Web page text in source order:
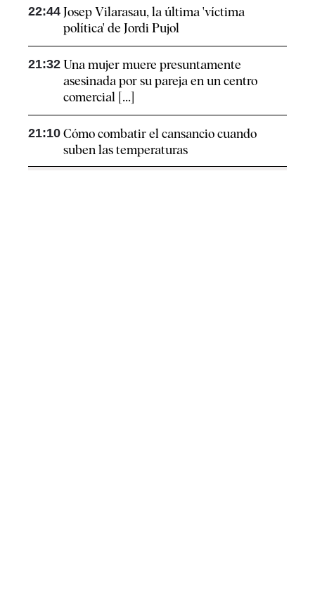
22:44 Josep Vilarasau, la última 'víctima
política' de Jordi Pujol
21:32 Una mujer muere presuntamente
asesinada por su pareja en un centro
comercial [...]
21:10 Cómo combatir el cansancio​ cuando
suben las temperaturas